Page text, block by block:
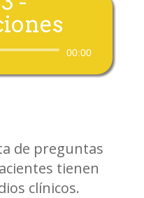
00:00
de preguntas
tienen
clínicos.